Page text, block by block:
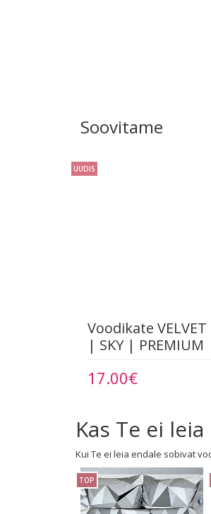
Soovitame
UUDIS
Voodikate VELVET
| SKY | PREMIUM
17.00€
Kas Te ei
Kui Te ei leia endale sobivat
TOP